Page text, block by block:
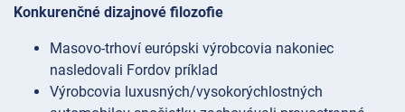
Konkurenčné dizajnové filozofie
Masovo-trhoví európski výrobcovia nakoniec
nasledovali Fordov príklad
Výrobcovia luxusných/vysokorýchlostných